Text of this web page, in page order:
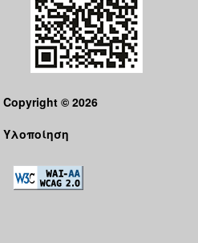
Copyright © 2026
Υλοποίηση